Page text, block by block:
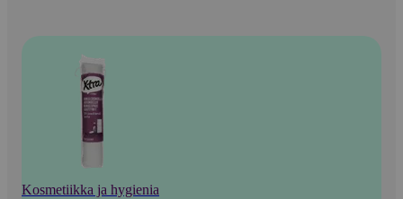
Kosmetiikka ja hygienia